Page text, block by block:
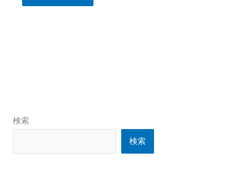
検索
検索